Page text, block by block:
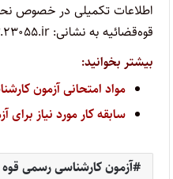
اطلاعات تکمیلی در خصوص نحوه
قوه‌قضائیه به نشانی: www.۲۳۰۵۵.ir اعلام خواهد شد.
بیشتر بخوانید:
مواد امتحانی آزمون
سابقه کار مورد نیاز
آزمون کارشناسی رسمی قوه